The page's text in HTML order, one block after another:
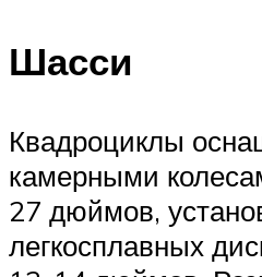
Шасси
Квадроциклы
камерными
27 дюймов,
легкосплавных